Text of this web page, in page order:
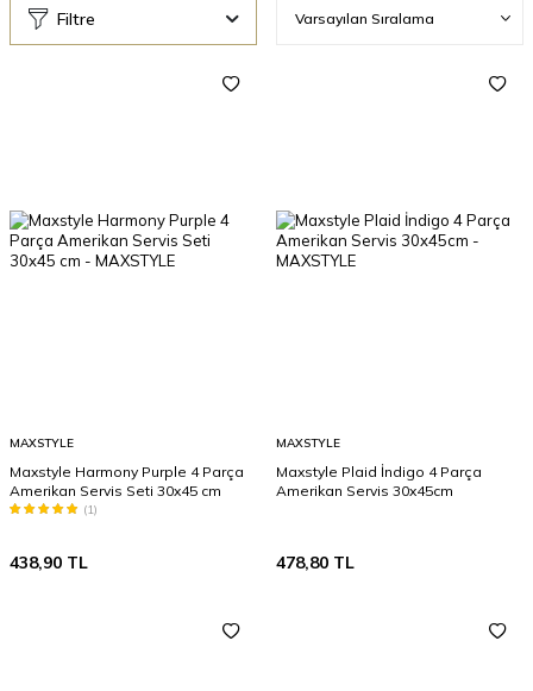
Filtre
MAXSTYLE
Maxstyle Harmony Purple 4 Parça
Amerikan Servis Seti 30x45 cm
(1)
438,90 TL
MAXSTYLE
Maxstyle Plaid İndigo 4 Parça
Amerikan Servis 30x45cm
478,80 TL